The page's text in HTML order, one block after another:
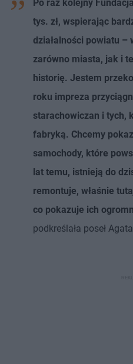
Po raz kolejny
tys. zł, wspierając
działalności powiatu –
zarówno miasta, jak i
historię. Jestem
roku impreza
starachowiczan i tych,
fabryką. Chcemy
samochody, które
lat temu, istnieją do
remontuje, właśnie
co pokazuje ich
podkreślała poseł